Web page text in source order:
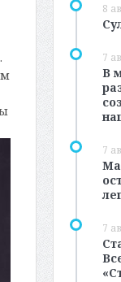
8
7
В
7
7